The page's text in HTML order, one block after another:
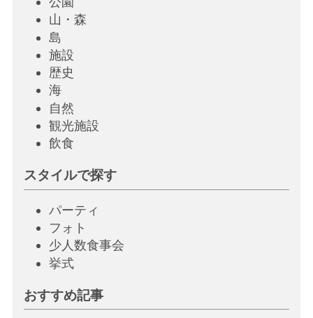
山・森
島
施設
歴史
海
自然
観光施設
飲食
スタイルで探す
パーティ
フォト
少人数食事会
挙式
おすすめ記事